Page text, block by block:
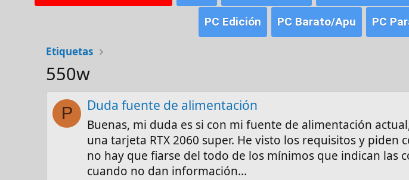
PC Edición PC Barato/Apu PC
Etiquetas
550w
P Duda fuente de alimentación
Buenas, mi duda es si con mi fuente de alimentación
una tarjeta RTX 2060 super. He visto los requisitos y piden
no hay que fiarse del todo de los mínimos que indican las
cuando no dan información...